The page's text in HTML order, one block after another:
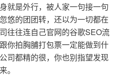
就是外行，被人家一句接一句
悠的团团转，还以为一切都在
往往连自己官网的谷歌SEO流
你拍胸脯打包票一定能做到什
司都精的很，你也别指望发现
。